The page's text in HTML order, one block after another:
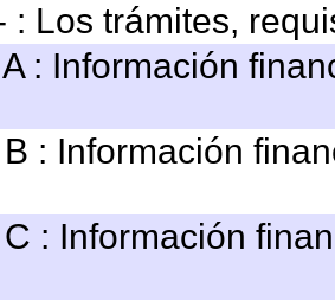
: Los trámites,
: Información
: Información
: Información